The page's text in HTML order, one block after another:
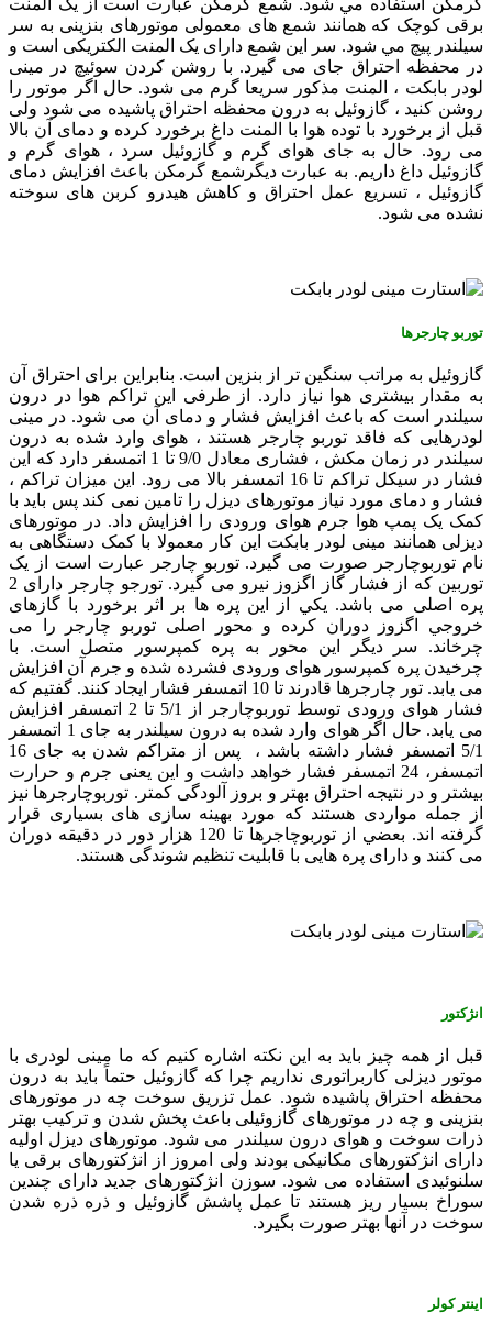
برقی کوچک که همانند شمع های معمولی موتورهای بنزينی به سر
سيلندر پيچ مي شود. سر اين شمع دارای يک المنت الکتريکی است و
در محفظه احتراق جای می گيرد. با روشن کردن سوئيچ در مینی
لودر بابکت ، المنت مذکور سريعا گرم می شود. حال اگر موتور را
روشن کنيد ، گازوئيل به درون محفظه احتراق پاشيده می شود ولی
قبل از برخورد با توده هوا با المنت داغ برخورد کرده و دمای آن بالا
می رود. حال به جای هوای گرم و گازوئيل سرد ، هوای گرم و
گازوئيل داغ داريم. به عبارت دیگرشمع گرمکن باعث افزايش دمای
گازوئيل ، تسريع عمل احتراق و کاهش هيدرو کربن های سوخته
نشده می شود.
توربو چارجرها
گازوئيل به مراتب سنگين تر از بنزين است. بنابراين برای احتراق آن
به مقدار بيشتری هوا نياز دارد. از طرفی اين تراکم هوا در درون
سيلندر است که باعث افزايش فشار و دمای آن می شود. در مینی
لودرهایی که فاقد توربو چارجر هستند ، هوای وارد شده به درون
سيلندر در زمان مکش ، فشاری معادل 9/0 تا 1 اتمسفر دارد که اين
فشار در سيکل تراکم تا 16 اتمسفر بالا می رود. اين ميزان تراکم ،
فشار و دمای مورد نياز موتورهای ديزل را تامين نمی کند پس بايد با
کمک يک پمپ هوا جرم هوای ورودی را افزايش داد. در موتورهای
ديزلی همانند مینی لودر بابکت اين کار معمولا با کمک دستگاهی به
نام توربوچارجر صورت می گيرد. توربو چارجر عبارت است از يک
توربين که از فشار گاز اگزوز نيرو می گيرد. تورجو چارجر دارای 2
پره اصلی می باشد. يکي از اين پره ها بر اثر برخورد با گازهای
خروجي اگزوز دوران کرده و محور اصلی توربو چارجر را می
چرخاند. سر ديگر اين محور به پره کمپرسور متصل است. با
چرخيدن پره کمپرسور هوای ورودی فشرده شده و جرم آن افزايش
می يابد. تور چارجرها قادرند تا 10 اتمسفر فشار ايجاد کنند. گفتيم که
فشار هوای ورودی توسط توربوچارجر از 5/1 تا 2 اتمسفر افزايش
می يابد. حال اگر هوای وارد شده به درون سيلندر به جای 1 اتمسفر
5/1 اتمسفر فشار داشته باشد ، پس از متراکم شدن به جای 16
اتمسفر، 24 اتمسفر فشار خواهد داشت و اين يعنی جرم و حرارت
بيشتر و در نتيجه احتراق بهتر و بروز آلودگی کمتر. توربوچارجرها نيز
از جمله مواردی هستند که مورد بهينه سازی های بسياری قرار
گرفته اند. بعضي از توربوچاجرها تا 120 هزار دور در دقيقه دوران
می کنند و دارای پره هايی با قابليت تنظيم شوندگی هستند.
انژکتور
قبل از همه چيز بايد به اين نکته اشاره کنيم که ما مینی لودری با
موتور ديزلی کاربراتوری نداريم چرا که گازوئيل حتماً بايد به درون
محفظه احتراق پاشيده شود. عمل تزريق سوخت چه در موتورهای
بنزينی و چه در موتورهای گازوئيلی باعث پخش شدن و ترکيب بهتر
ذرات سوخت و هوای درون سيلندر می شود. موتورهای ديزل اوليه
دارای انژکتورهای مکانيکی بودند ولی امروز از انژکتورهای برقی يا
سلنوئيدی استفاده می شود. سوزن انژکتورهای جديد دارای چندين
سوراخ بسيار ريز هستند تا عمل پاشش گازوئيل و ذره ذره شدن
سوخت در آنها بهتر صورت بگيرد.
اينتر کولر